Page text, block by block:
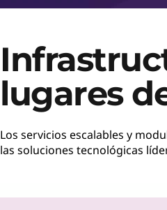
lugares
Los servicios escalables y
las soluciones tecnológicas